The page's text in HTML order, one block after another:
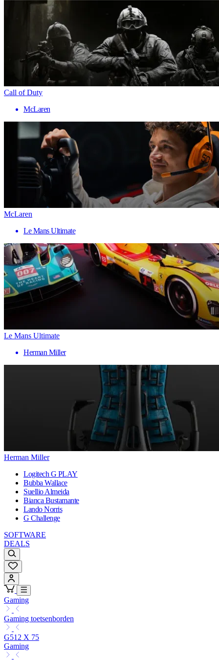
Call of Duty
McLaren
McLaren
Le Mans Ultimate
Le Mans Ultimate
Herman Miller
Herman Miller
Logitech G PLAY
Bubba Wallace
Suellio Almeida
Bianca Bustamante
Lando Norris
G Challenge
SOFTWARE
DEALS
Gaming
Gaming toetsenborden
G512 X 75
Gaming